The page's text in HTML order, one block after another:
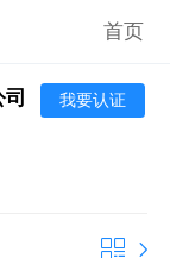
首页
我要认证